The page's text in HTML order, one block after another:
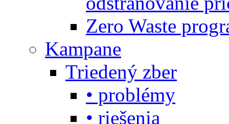
Zero Waste
Kampane
Triedený zber
• problémy
• riešenia